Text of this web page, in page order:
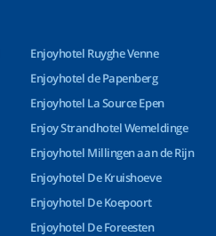
Enjoyhotel Ruyghe Venne
Enjoyhotel de Papenberg
Enjoyhotel La Source Epen
Enjoy Strandhotel Wemeldinge
Enjoyhotel Millingen aan de Rijn
Enjoyhotel De Kruishoeve
Enjoyhotel De Koepoort
Enjoyhotel De Foreesten